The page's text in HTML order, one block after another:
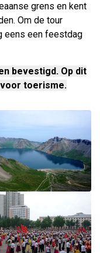
grens en kent
Om de tour
eens een feestdag
bevestigd. Op dit
toerisme.